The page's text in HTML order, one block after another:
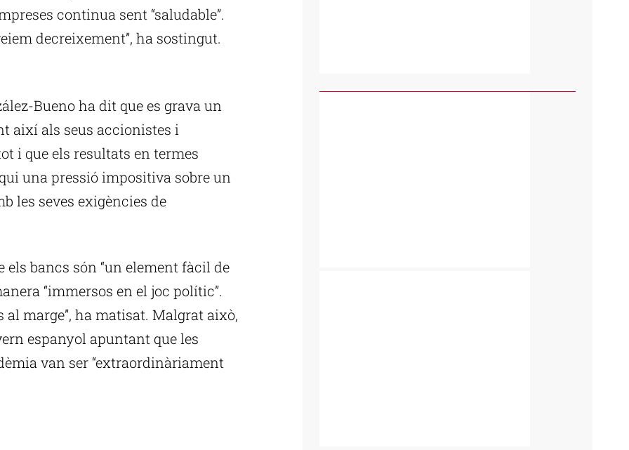
continua sent “saludable”.
decreixement”, ha sostingut.
Bueno ha dit que es grava un
així als seus accionistes i
i que els resultats en termes
una pressió impositiva sobre un
les seves exigències de
els bancs són “un element fàcil de
“immersos en el joc polític”.
marge”, ha matisat. Malgrat això,
espanyol apuntant que les
van ser “extraordinàriament